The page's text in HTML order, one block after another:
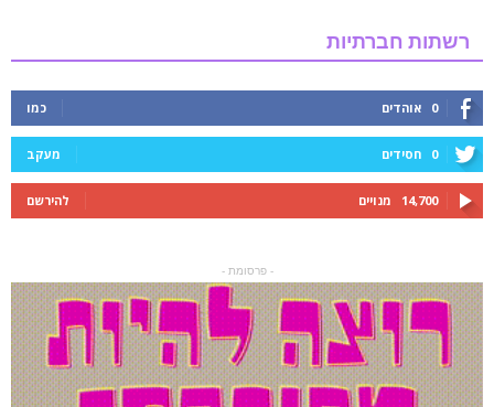
רשתות חברתיות
0 אוהדים כמו
0 חסידים מעקב
14,700 מנויים להירשם
- פרסומת -